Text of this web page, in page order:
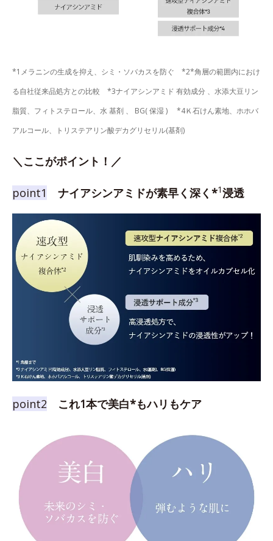
*1メラニンの生成を抑え、シミ・ソバカスを防ぐ *2*角層の範囲内におけ
る自社従来品処方との比較 *3ナイアシンアミド 有効成分 、水添大豆リン
脂質、フィトステロール、水 基剤 、 BG( 保湿 ) *4Ｋ石けん素地、ホホバ
アルコール、トリステアリン酸デカグリセリル(基剤)
＼ここがポイント！／
point1 ナイアシンアミドが素早く深く*1浸透
point2 これ1本で美白*もハリもケア